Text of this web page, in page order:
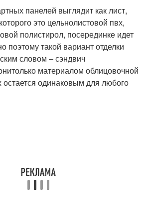
панелей выглядит как лист,
это цельнолистовой пвх,
полистирол, посерединке идет
поэтому такой вариант отделки
словом – сэндвич
материалом облицовочной
одинаковым для любого